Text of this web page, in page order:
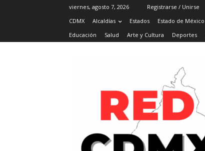
viernes, agosto 7, 2026
Registrarse / Unirse
CDMX
Alcaldías Estados Estado de México
Educación
Salud Arte y Cultura Deportes